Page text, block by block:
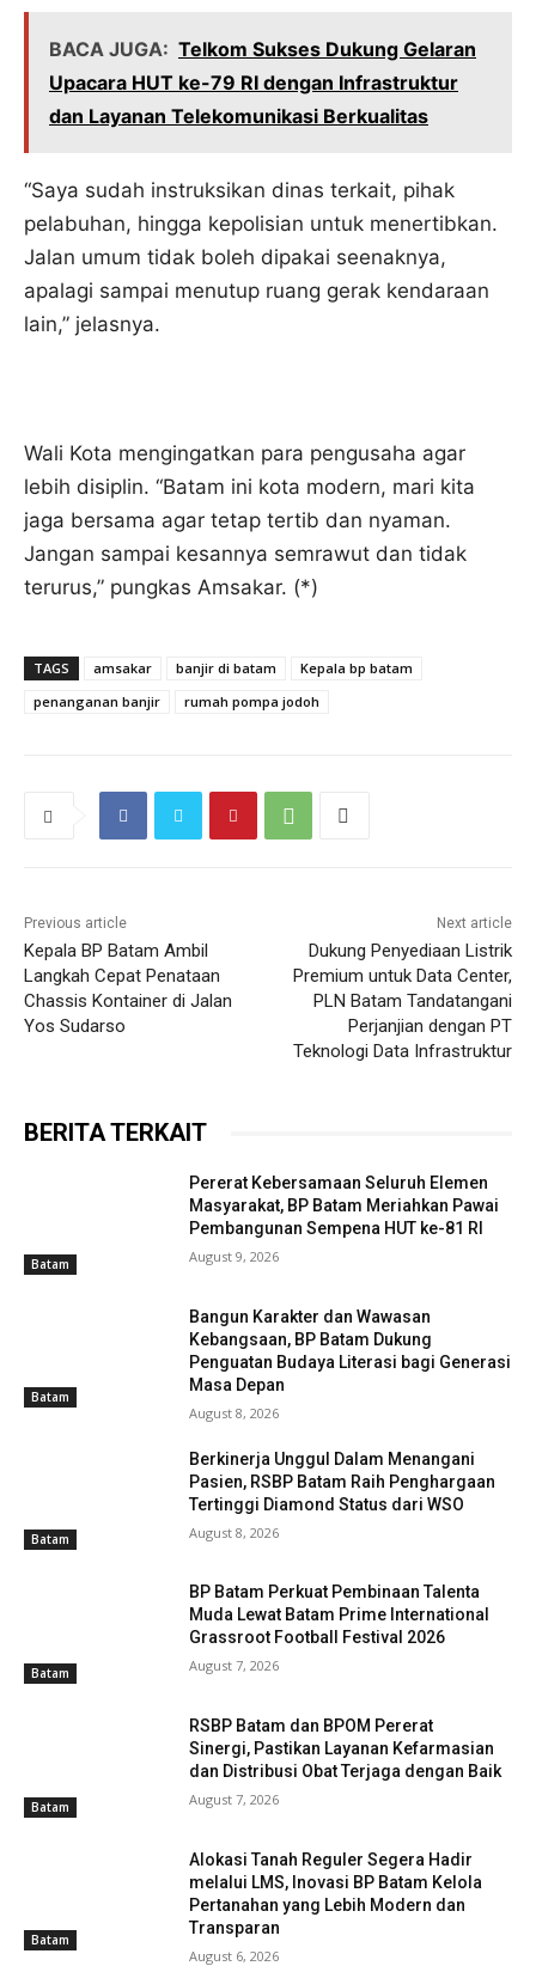
BACA JUGA: Telkom Sukses Dukung Gelaran
Upacara HUT ke-79 RI dengan Infrastruktur
dan Layanan Telekomunikasi Berkualitas
“Saya sudah instruksikan dinas terkait, pihak
pelabuhan, hingga kepolisian untuk menertibkan.
Jalan umum tidak boleh dipakai seenaknya,
apalagi sampai menutup ruang gerak kendaraan
lain,” jelasnya.
Wali Kota mengingatkan para pengusaha agar
lebih disiplin. “Batam ini kota modern, mari kita
jaga bersama agar tetap tertib dan nyaman.
Jangan sampai kesannya semrawut dan tidak
terurus,” pungkas Amsakar. (*)
TAGS amsakar banjir di batam
Kepala bp batam
penanganan banjir
rumah pompa jodoh
Previous article
Kepala BP Batam Ambil
Langkah Cepat Penataan
Chassis Kontainer di Jalan
Yos Sudarso
Next article
Dukung Penyediaan Listrik
Premium untuk Data Center,
PLN Batam Tandatangani
Perjanjian dengan PT
Teknologi Data Infrastruktur
BERITA TERKAIT
Batam
Pererat Kebersamaan Seluruh Elemen
Masyarakat, BP Batam Meriahkan Pawai
Pembangunan Sempena HUT ke-81 RI
August 9, 2026
Batam
Bangun Karakter dan Wawasan
Kebangsaan, BP Batam Dukung
Penguatan Budaya Literasi bagi Generasi
Masa Depan
August 8, 2026
Batam
Berkinerja Unggul Dalam Menangani
Pasien, RSBP Batam Raih Penghargaan
Tertinggi Diamond Status dari WSO
August 8, 2026
Batam
BP Batam Perkuat Pembinaan Talenta
Muda Lewat Batam Prime International
Grassroot Football Festival 2026
August 7, 2026
Batam
RSBP Batam dan BPOM Pererat
Sinergi, Pastikan Layanan Kefarmasian
dan Distribusi Obat Terjaga dengan Baik
August 7, 2026
Batam
Alokasi Tanah Reguler Segera Hadir
melalui LMS, Inovasi BP Batam Kelola
Pertanahan yang Lebih Modern dan
Transparan
August 6, 2026